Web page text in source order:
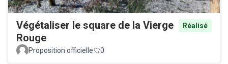
Végétaliser le square de la Vierge
Rouge
Réalisé
Proposition officielle 0